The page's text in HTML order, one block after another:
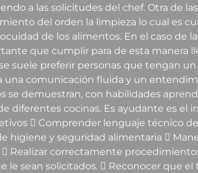
a las solicitudes del chef. Otra de
del orden la limpieza lo cual es
de los alimentos. En el caso de
que cumplir para de esta manera
suele preferir personas que tengan
una comunicación fluida y un
se demuestran, con habilidades
diferentes cocinas. Es ayudante es el
 Comprender lenguaje técnico
higiene y seguridad alimentaria 
 Realizar correctamente
le sean solicitados.  Reconocer que